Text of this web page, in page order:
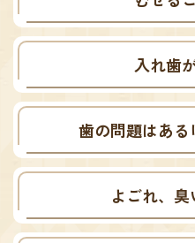
入れ歯
歯の問題はあ
よごれ、